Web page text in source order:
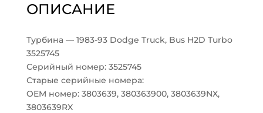
ОПИСАНИЕ
Турбина — 1983-93 Dodge Truck, Bus H2D Turbo
3525745
Серийный номер: 3525745
Старые серийные номера:
OEM номер: 3803639, 380363900, 3803639NX,
3803639RX